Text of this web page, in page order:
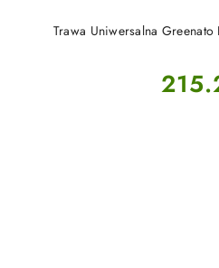
Trawa Uniwersalna
Cena: